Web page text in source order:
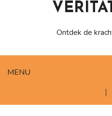
MENU
Ontdek de